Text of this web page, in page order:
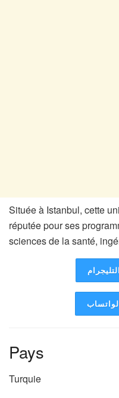
Située à Istanbul, cette
réputée pour ses
sciences de la santé,
Pays
Turquie